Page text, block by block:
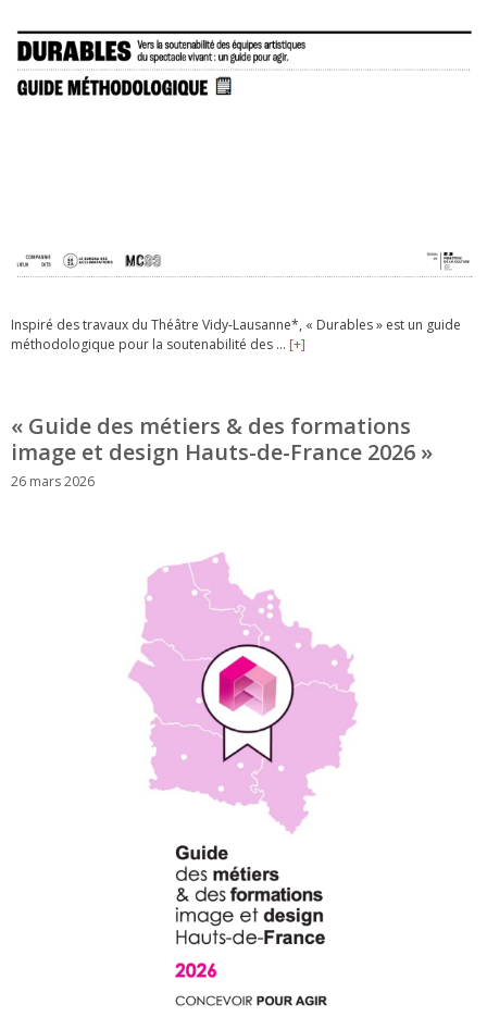
Inspiré des travaux du Théâtre Vidy-Lausanne*, « Durables » est un guide
méthodologique pour la soutenabilité des … [+]
« Guide des métiers & des formations
image et design Hauts-de-France 2026 »
26 mars 2026